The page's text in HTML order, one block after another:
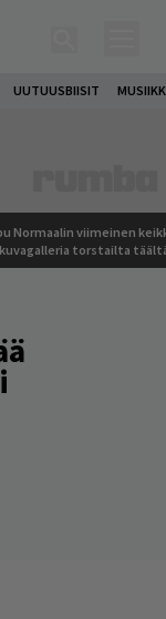
UUTUUSBIISIT
Normaalin viimeinen
torstailta